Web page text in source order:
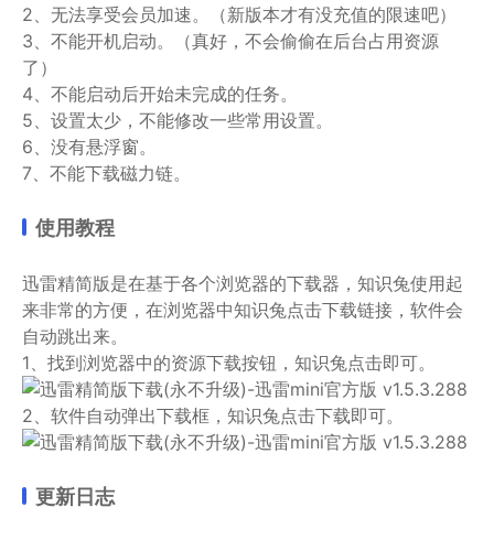
2、无法享受会员加速。（新版本才有没充值的限速吧）
3、不能开机启动。（真好，不会偷偷在后台占用资源
了）
4、不能启动后开始未完成的任务。
5、设置太少，不能修改一些常用设置。
6、没有悬浮窗。
7、不能下载磁力链。
使用教程
迅雷精简版是在基于各个浏览器的下载器，知识兔使用起
来非常的方便，在浏览器中知识兔点击下载链接，软件会
自动跳出来。
1、找到浏览器中的资源下载按钮，知识兔点击即可。
2、软件自动弹出下载框，知识兔点击下载即可。
更新日志